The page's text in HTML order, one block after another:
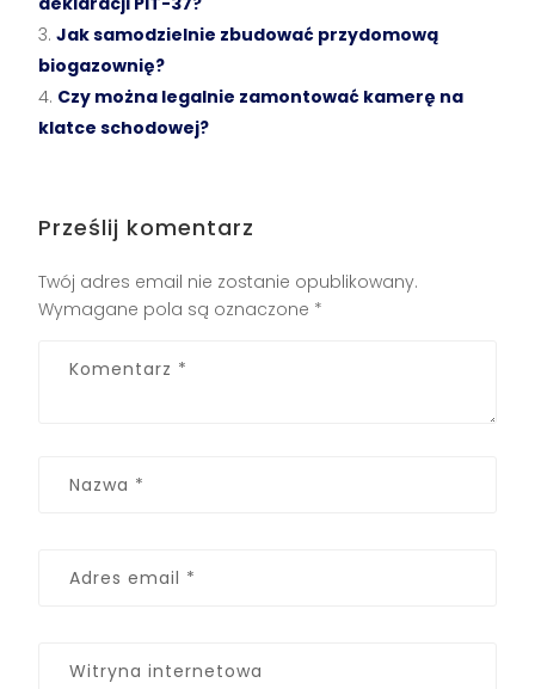
Jak samodzielnie zbudować przydomową
biogazownię?
Czy można legalnie zamontować kamerę na
klatce schodowej?
Prześlij komentarz
Twój adres email nie zostanie opublikowany.
Wymagane pola są oznaczone *